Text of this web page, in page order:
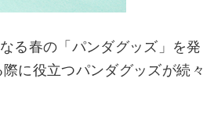
る春の「パンダグッズ」を発
に役立つパンダグッズが続々